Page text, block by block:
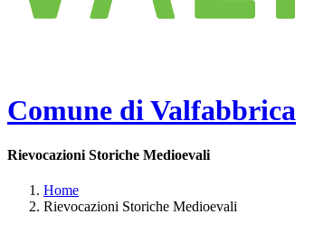
Comune di Valfabbrica
Rievocazioni Storiche Medioevali
Home
Rievocazioni Storiche Medioevali